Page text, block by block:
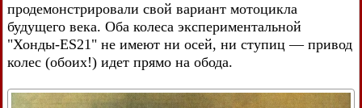
продемонстрировали свой вариант мотоцикла
будущего века. Оба колеса экспериментальной
"Хонды-ES21" не имеют ни осей, ни ступиц — привод
колес (обоих!) идет прямо на обода.